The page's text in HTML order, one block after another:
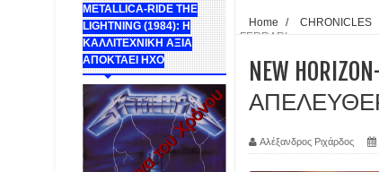
METALLICA-RIDE THE
LIGHTNING (1984): Η
ΚΑΛΛΙΤΕΧΝΙΚΗ ΑΞΙΑ
ΑΠΟΚΤΑΕΙ ΗΧΟ
Home / CHRONICLES
FERRARI
NEW
Αλέξανδρος Ριχάρδος